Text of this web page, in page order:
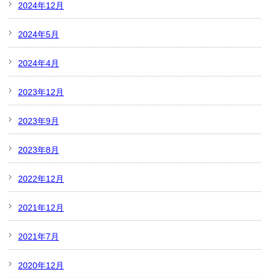
2024年12月
2024年5月
2024年4月
2023年12月
2023年9月
2023年8月
2022年12月
2021年12月
2021年7月
2020年12月